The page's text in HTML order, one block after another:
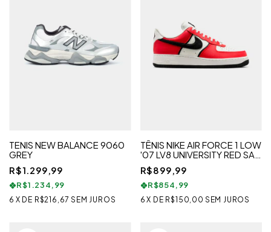
TENIS NEW BALANCE 9060
GREY
R$1.299,99
R$1.234,99
6 X DE R$216,67 SEM JUROS
TÊNIS NIKE AIR FORCE 1 LOW
'07 LV8 UNIVERSITY RED SAIL
BLACK
R$899,99
R$854,99
6 X DE R$150,00 SEM JUROS